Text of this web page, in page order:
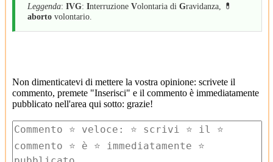
Leggenda: IVG: Interruzione Volontaria di Gravidanza, 💊
aborto volontario.
Non dimenticatevi di mettere la vostra opinione: scrivete il
commento, premete "Inserisci" e il commento è immediatamente
pubblicato nell'area qui sotto: grazie!